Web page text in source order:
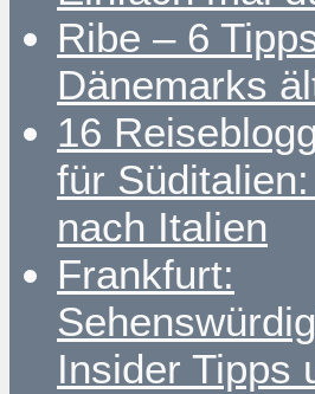
Ribe – 6
Dänemarks
16
für
nach Italien
Frankfurt:
Insider Tipps